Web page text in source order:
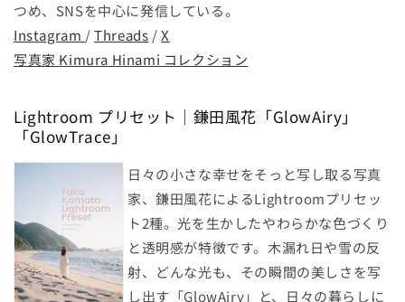
つめ、SNSを中心に発信している。
Instagram /Threads /X
写真家 Kimura Hinami コレクション
Lightroom プリセット｜鎌田風花「GlowAiry」
「GlowTrace」
日々の小さな幸せをそっと写し取る写真
家、鎌田風花によるLightroomプリセッ
ト2種。光を生かしたやわらかな色づくり
と透明感が特徴です。木漏れ日や雪の反
射、どんな光も、その瞬間の美しさを写
し出す「GlowAiry」と、日々の暮らしに